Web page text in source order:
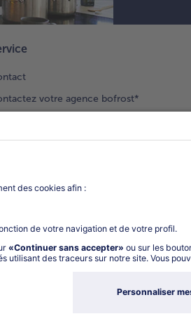
votre agence bofrost*
catalogue